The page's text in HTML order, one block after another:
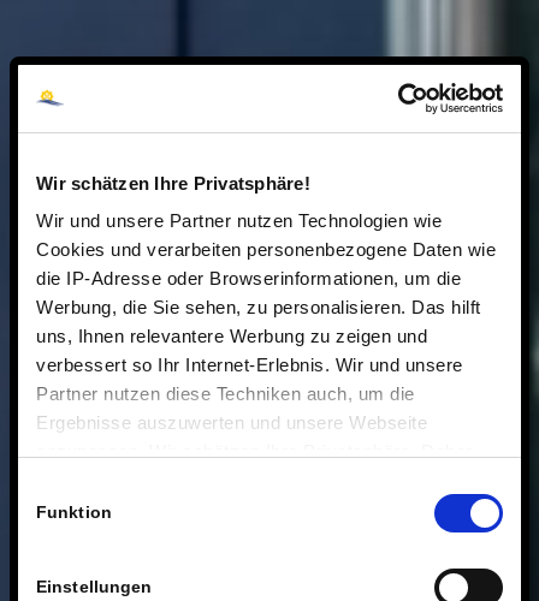
Wir schätzen Ihre Privatsphäre!
Wir und unsere Partner nutzen Technologien wie
Cookies und verarbeiten personenbezogene Daten wie
die IP-Adresse oder Browserinformationen, um die
Werbung, die Sie sehen, zu personalisieren. Das hilft
uns, Ihnen relevantere Werbung zu zeigen und
verbessert so Ihr Internet-Erlebnis. Wir und unsere
Partner nutzen diese Techniken auch, um die
Ergebnisse auszuwerten und unsere Webseite
Technologien.
Funktion
Einstellungen